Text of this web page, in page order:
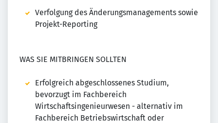
Verfolgung des Änderungsmanagements sowie
Projekt-Reporting
WAS SIE MITBRINGEN SOLLTEN
Erfolgreich abgeschlossenes Studium,
bevorzugt im Fachbereich
Wirtschaftsingenieurwesen - alternativ im
Fachbereich Betriebswirtschaft oder